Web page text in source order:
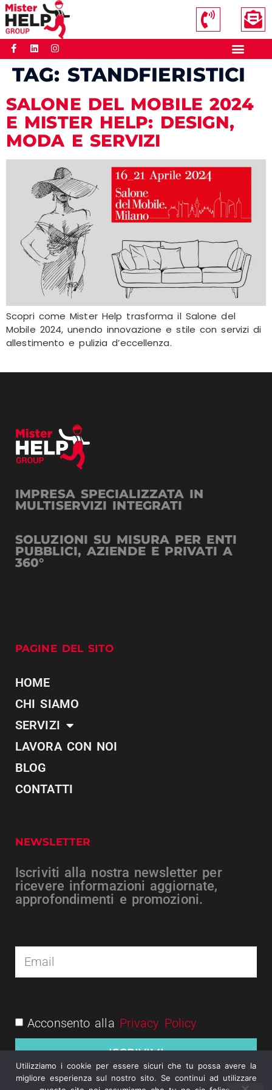
TAG: STANDFIERISTICI
SALONE DEL MOBILE 2024
E MISTER HELP: DESIGN,
MODA E SERVIZI
Scopri come Mister Help trasforma il Salone del
Mobile 2024, unendo innovazione e stile con servizi di
allestimento e pulizia d’eccellenza.
IMPRESA SPECIALIZZATA IN
MULTISERVIZI INTEGRATI
SOLUZIONI SU MISURA PER ENTI
PUBBLICI, AZIENDE E PRIVATI A
360°
PAGINE DEL SITO
HOME
CHI SIAMO
SERVIZI
LAVORA CON NOI
BLOG
CONTATTI
NEWSLETTER
Iscriviti alla nostra newsletter per
ricevere informazioni aggiornate,
approfondimenti e promozioni.
Acconsento alla Privacy Policy
ISCRIVIMI
Utilizziamo i cookie per essere sicuri che tu possa avere la
migliore esperienza sul nostro sito. Se continui ad utilizzare